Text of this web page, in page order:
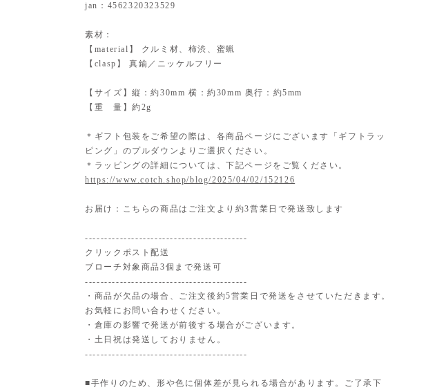
jan：4562320323529
素材：
【material】 クルミ材、柿渋、蜜蝋
【clasp】 真鍮／ニッケルフリー
【サイズ】縦：約30mm 横：約30mm 奥行：約5mm
【重 量】約2g
＊ギフト包装をご希望の際は、各商品ページにございます「ギフトラッ
ピング」のプルダウンよりご選択ください。
＊ラッピングの詳細については、下記ページをご覧ください。
https://www.cotch.shop/blog/2025/04/02/152126
お届け：こちらの商品はご注文より約3営業日で発送致します
------------------------------------------
クリックポスト配送
ブローチ対象商品3個まで発送可
------------------------------------------
・商品が欠品の場合、ご注文後約5営業日で発送をさせていただきます。
お気軽にお問い合わせください。
・倉庫の影響で発送が前後する場合がございます。
・土日祝は発送しておりません。
------------------------------------------
■手作りのため、形や色に個体差が見られる場合があります。ご了承下